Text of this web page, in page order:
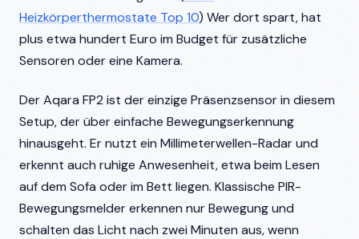
Heizkörperthermostate Top 10) Wer dort spart, hat
plus etwa hundert Euro im Budget für zusätzliche
Sensoren oder eine Kamera.
Der Aqara FP2 ist der einzige Präsenzsensor in diesem
Setup, der über einfache Bewegungserkennung
hinausgeht. Er nutzt ein Millimeterwellen-Radar und
erkennt auch ruhige Anwesenheit, etwa beim Lesen
auf dem Sofa oder im Bett liegen. Klassische PIR-
Bewegungsmelder erkennen nur Bewegung und
schalten das Licht nach zwei Minuten aus, wenn